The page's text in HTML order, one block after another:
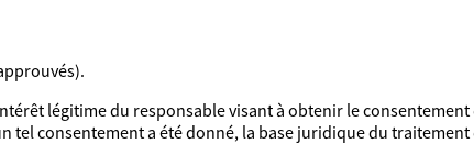
légitime du responsable visant à obtenir le
tel consentement a été donné, la base juridique du